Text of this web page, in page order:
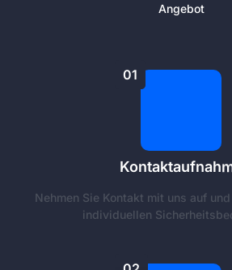
Angebot
01
Nehmen Sie Kontakt mit uns auf
individuellen